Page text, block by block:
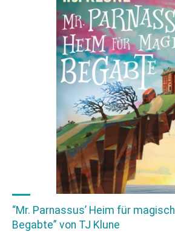
Voinov"
“Mr. Parnassus’ Heim für magisch
Begabte” von TJ Klune